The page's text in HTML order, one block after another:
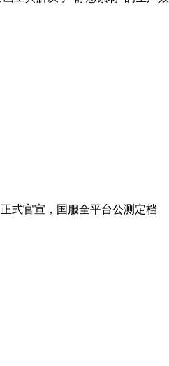
式官宣，国服全平台公测定档